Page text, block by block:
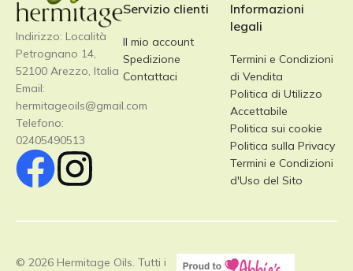
Indirizzo: Località
Petrognano 14,
52100 Arezzo, Italia
Email:
hermitageoils@gmail.com
Telefono:
02405490513
Servizio clienti
Il mio account
Spedizione
Contattaci
Informazioni
legali
Termini e Condizioni
di Vendita
Politica di Utilizzo
Accettabile
Politica sui cookie
Politica sulla Privacy
Termini e Condizioni
d'Uso del Sito
© 2026 Hermitage Oils. Tutti i